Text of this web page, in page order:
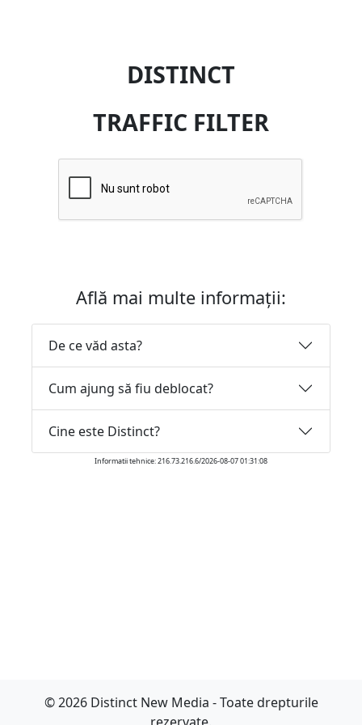
DISTINCT
TRAFFIC FILTER
Află mai multe informații:
De ce văd asta?
Cum ajung să fiu deblocat?
Cine este Distinct?
Informatii tehnice: 216.73.216.6/2026-08-07 01:31:08
© 2026 Distinct New Media - Toate drepturile